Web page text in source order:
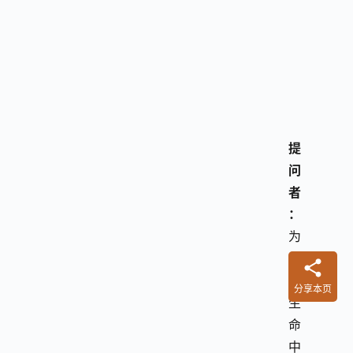
提
问
者
：
为
什
么
生
命
中
分享本页